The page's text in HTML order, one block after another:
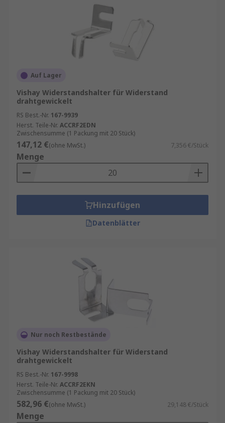
Auf Lager
Vishay Widerstandshalter für Widerstand
drahtgewickelt
RS Best.-Nr. 167-9939
Herst. Teile-Nr. ACCRF2EDN
Zwischensumme (1 Packung mit 20 Stück)
147,12 €(ohne MwSt.) 7,356 €/Stück
Menge
Hinzufügen
Datenblätter
Nur noch Restbestände
Vishay Widerstandshalter für Widerstand
drahtgewickelt
RS Best.-Nr. 167-9998
Herst. Teile-Nr. ACCRF2EKN
Zwischensumme (1 Packung mit 20 Stück)
582,96 €(ohne MwSt.) 29,148 €/Stück
Menge